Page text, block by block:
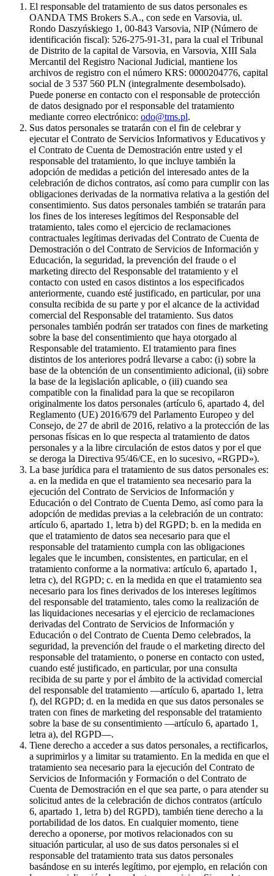
El responsable del tratamiento de sus datos personales es
OANDA TMS Brokers S.A., con sede en Varsovia, ul.
Rondo Daszyńskiego 1, 00-843 Varsovia, NIP (Número de
identificación fiscal): 526-275-91-31, para la cual el Tribunal
de Distrito de la capital de Varsovia, en Varsovia, XIII Sala
Mercantil del Registro Nacional Judicial, mantiene los
archivos de registro con el número KRS: 0000204776, capital
social de 3 537 560 PLN (integralmente desembolsado).
Puede ponerse en contacto con el responsable de protección
de datos designado por el responsable del tratamiento
mediante correo electrónico: odo@tms.pl.
Sus datos personales se tratarán con el fin de celebrar y
ejecutar el Contrato de Servicios Informativos y Educativos y
el Contrato de Cuenta de Demostración entre usted y el
responsable del tratamiento, lo que incluye también la
adopción de medidas a petición del interesado antes de la
celebración de dichos contratos, así como para cumplir con las
obligaciones derivadas de la normativa relativa a la gestión del
consentimiento. Sus datos personales también se tratarán para
los fines de los intereses legítimos del Responsable del
tratamiento, tales como el ejercicio de reclamaciones
contractuales legítimas derivadas del Contrato de Cuenta de
Demostración o del Contrato de Servicios de Información y
Educación, la seguridad, la prevención del fraude o el
marketing directo del Responsable del tratamiento y el
contacto con usted en casos distintos a los especificados
anteriormente, cuando esté justificado, en particular, por una
consulta recibida de su parte y por el alcance de la actividad
comercial del Responsable del tratamiento. Sus datos
personales también podrán ser tratados con fines de marketing
sobre la base del consentimiento que haya otorgado al
Responsable del tratamiento. El tratamiento para fines
distintos de los anteriores podrá llevarse a cabo: (i) sobre la
base de la obtención de un consentimiento adicional, (ii) sobre
la base de la legislación aplicable, o (iii) cuando sea
compatible con la finalidad para la que se recopilaron
originalmente los datos personales (artículo 6, apartado 4, del
Reglamento (UE) 2016/679 del Parlamento Europeo y del
Consejo, de 27 de abril de 2016, relativo a la protección de las
personas físicas en lo que respecta al tratamiento de datos
personales y a la libre circulación de estos datos y por el que
se deroga la Directiva 95/46/CE, en lo sucesivo, «RGPD»).
La base jurídica para el tratamiento de sus datos personales es:
a. en la medida en que el tratamiento sea necesario para la
ejecución del Contrato de Servicios de Información y
Educación o del Contrato de Cuenta Demo, así como para la
adopción de medidas previas a la celebración de un contrato:
artículo 6, apartado 1, letra b) del RGPD; b. en la medida en
que el tratamiento de datos sea necesario para que el
responsable del tratamiento cumpla con las obligaciones
legales que le incumben, consistentes, en particular, en el
tratamiento conforme a la normativa: artículo 6, apartado 1,
letra c), del RGPD; c. en la medida en que el tratamiento sea
necesario para los fines derivados de los intereses legítimos
del responsable del tratamiento, tales como la realización de
las liquidaciones necesarias y el ejercicio de reclamaciones
derivadas del Contrato de Servicios de Información y
Educación o del Contrato de Cuenta Demo celebrados, la
seguridad, la prevención del fraude o el marketing directo del
responsable del tratamiento, o ponerse en contacto con usted,
cuando esté justificado, en particular, por una consulta
recibida de su parte y por el ámbito de la actividad comercial
del responsable del tratamiento —artículo 6, apartado 1, letra
f), del RGPD; d. en la medida en que sus datos personales se
traten con fines de marketing del responsable del tratamiento
sobre la base de su consentimiento —artículo 6, apartado 1,
letra a), del RGPD—.
Tiene derecho a acceder a sus datos personales, a rectificarlos,
a suprimirlos y a limitar su tratamiento. En la medida en que el
tratamiento sea necesario para la ejecución del Contrato de
Servicios de Información y Formación o del Contrato de
Cuenta de Demostración en el que sea parte, o para atender su
solicitud antes de la celebración de dichos contratos (artículo
6, apartado 1, letra b) del RGPD), también tiene derecho a la
portabilidad de los datos. En cualquier momento, tiene
derecho a oponerse, por motivos relacionados con su
situación particular, al uso de sus datos personales si el
responsable del tratamiento trata sus datos personales
basándose en su interés legítimo, por ejemplo, en relación con